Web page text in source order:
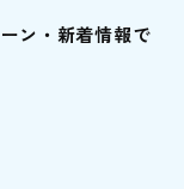
ン・新着情報で